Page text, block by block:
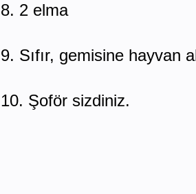
8. 2 elma
9. Sıfır, gemisine hayvan
10. Şoför sizdiniz.